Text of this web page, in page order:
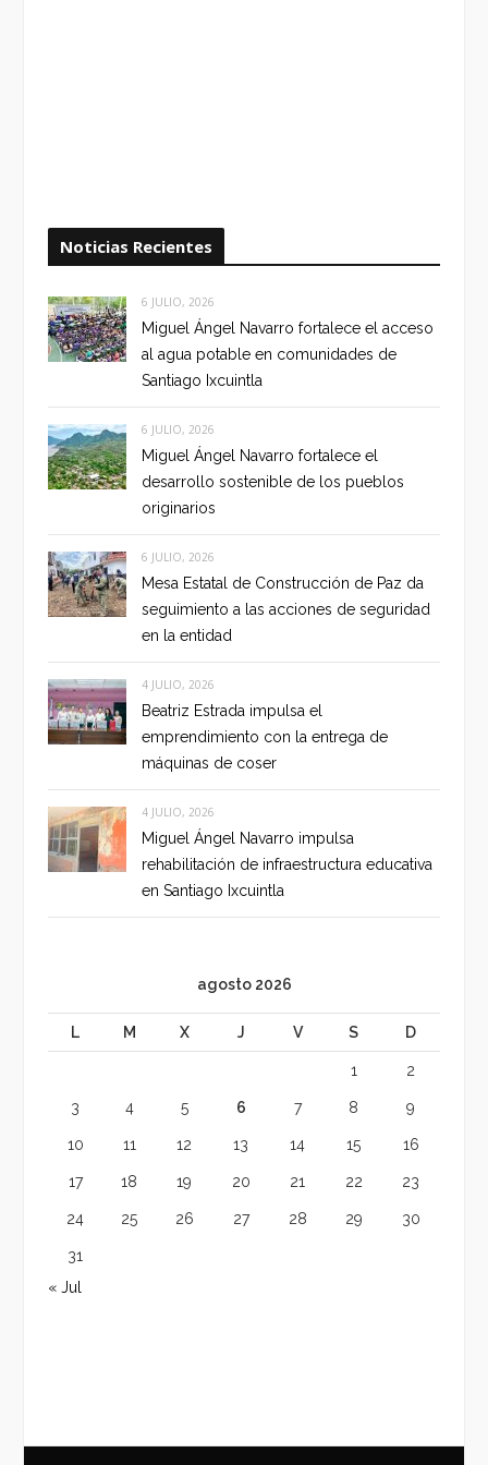
Noticias Recientes
6 JULIO, 2026
Miguel Ángel Navarro fortalece el acceso
al agua potable en comunidades de
Santiago Ixcuintla
6 JULIO, 2026
Miguel Ángel Navarro fortalece el
desarrollo sostenible de los pueblos
originarios
6 JULIO, 2026
Mesa Estatal de Construcción de Paz da
seguimiento a las acciones de seguridad
en la entidad
4 JULIO, 2026
Beatriz Estrada impulsa el
emprendimiento con la entrega de
máquinas de coser
4 JULIO, 2026
Miguel Ángel Navarro impulsa
rehabilitación de infraestructura educativa
en Santiago Ixcuintla
agosto 2026
L M X J V S D
1 2
3 4 5 6 7 8 9
10 11 12 13 14 15 16
17 18 19 20 21 22 23
24 25 26 27 28 29 30
31
« Jul